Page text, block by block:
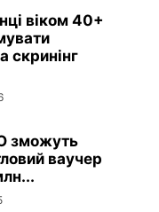
віком 40+
скринінг
зможуть
ваучер